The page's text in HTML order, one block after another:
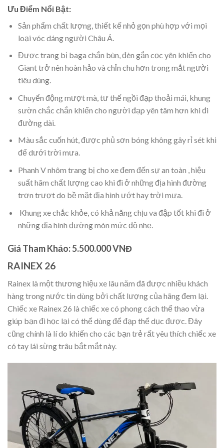
Ưu Điểm Nổi Bật:
Sản phẩm chất lượng, thiết kế nhỏ gọn phù hợp với mọi
loại vóc dáng người Châu Á.
Được trang bị baga chắn bùn, đèn gắn cọc yên khiến cho
Giant trở nên hoàn hảo và chỉn chu hơn trong mắt người
tiêu dùng.
Chuyển động mượt mà, tư thế ngồi đạp thoải mái, khung
sườn chắc chắn khiến cho người đạp yên tâm hơn khi đi
đường dài.
Màu sắc cuốn hút, được phủ sơn bóng không gây rỉ sét khi
để dưới trời mưa.
Phanh V nhôm trang bị cho xe đem đến sự an toàn , hiệu
suất hãm chất lượng cao khi đi ở những địa hình đường
trơn trượt do bề mặt địa hình ướt hay trời mưa.
Khung xe chắc khỏe, có khả năng chịu va đập tốt khi đi ở
những địa hình đường mòn mức độ nhẹ.
Giá Tham Khảo: 5.500.000 VNĐ
RAINEX 26
Rainex là một thương hiệu xe lâu năm đã được nhiều khách
hàng trong nước tin dùng bởi chất lượng của hãng đem lại.
Chiếc xe Rainex 26 là chiếc xe có phong cách thể thao vừa
giúp bạn đi học lại có thể dùng để đạp thể dục được. Đây
cũng chính là lí do khiến cho các bạn trẻ rất yêu thích chiếc xe
có tay lái sừng trâu bắt mắt này.